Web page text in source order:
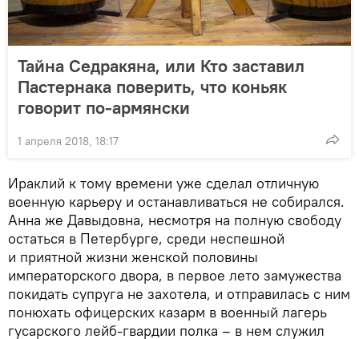
Тайна Седракяна, или Кто заставил
Пастернака поверить, что коньяк
говорит по-армянски
1 апреля 2018, 18:17
Ираклий к тому времени уже сделал отличную
военную карьеру и останавливаться не собирался.
Анна же Давыдовна, несмотря на полную свободу
остаться в Петербурге, среди неспешной
и приятной жизни женской половины
императорского двора, в первое лето замужества
покидать супруга не захотела, и отправилась с ним
понюхать офицерских казарм в военный лагерь
гусарского лейб-гвардии полка – в нем служил